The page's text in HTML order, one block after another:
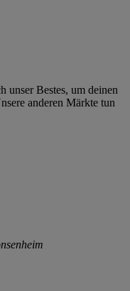
unser Bestes, um deinen
anderen Märkte tun